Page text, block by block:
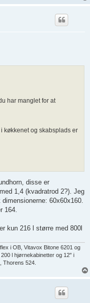
har manglet for at
køkkenet og skabsplads er
disse er
1,4 (kvadratrod 2?). Jeg
60x60x160.
164.
kun 216 l større med 800l
i OB, Vitavox Bitone 6201 og
l hjørnekabinetter og 12" i
Thorens 524.